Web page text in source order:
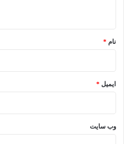
نام *
ایمیل *
وب‌ سایت